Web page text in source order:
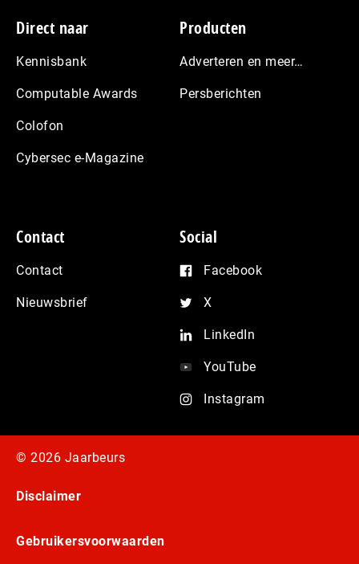
Footer
Direct naar
Kennisbank
Computable Awards
Colofon
Cybersec e-Magazine
Producten
Adverteren en meer…
Persberichten
Contact
Contact
Nieuwsbrief
Social
Facebook
X
LinkedIn
YouTube
Instagram
© 2026 Jaarbeurs
Disclaimer
Gebruikersvoorwaarden